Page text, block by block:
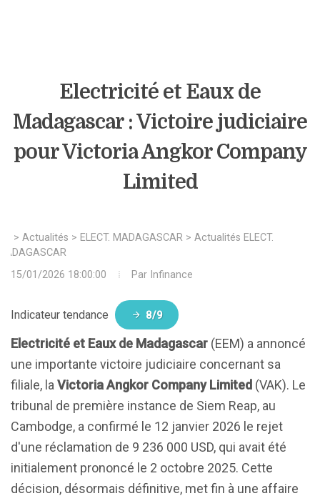
Electricité et Eaux de
Madagascar : Victoire judiciaire
pour Victoria Angkor Company
Limited
> Actualités > ELECT. MADAGASCAR > Actualités ELECT.
15/01/2026 18:00:00
Par Infinance
Indicateur tendance 8/9
Electricité et Eaux de Madagascar (EEM) a annoncé
une importante victoire judiciaire concernant sa
filiale, la Victoria Angkor Company Limited (VAK). Le
tribunal de première instance de Siem Reap, au
Cambodge, a confirmé le 12 janvier 2026 le rejet
d'une réclamation de 9 236 000 USD, qui avait été
initialement prononcé le 2 octobre 2025. Cette
décision, désormais définitive, met fin à une affaire